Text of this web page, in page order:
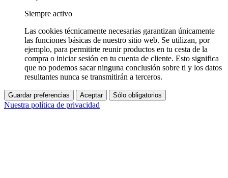
Siempre activo
Las cookies técnicamente necesarias garantizan únicamente
las funciones básicas de nuestro sitio web. Se utilizan, por
ejemplo, para permitirte reunir productos en tu cesta de la
compra o iniciar sesión en tu cuenta de cliente. Esto significa
que no podemos sacar ninguna conclusión sobre ti y los datos
resultantes nunca se transmitirán a terceros.
Guardar preferencias Aceptar Sólo obligatorios
Nuestra política de privacidad